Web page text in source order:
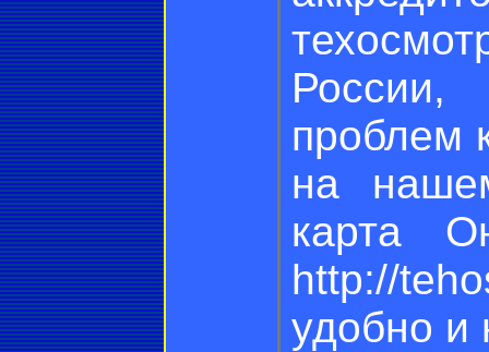
проблем
на
карта
http://
удобно и